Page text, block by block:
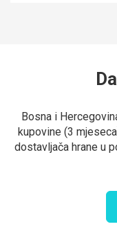
Bosna i
kupovine (3
dostavljača hrane u